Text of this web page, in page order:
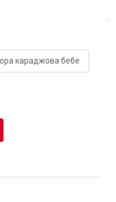
караджова бебе